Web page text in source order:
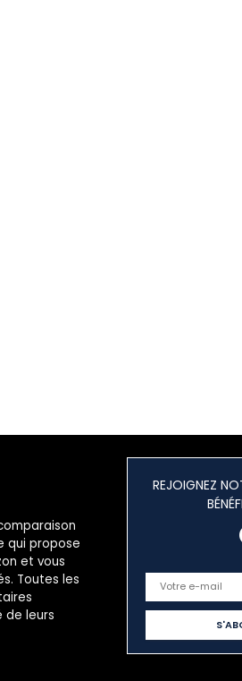
qui propose
et vous
Toutes les
de leurs
REJOIGNEZ